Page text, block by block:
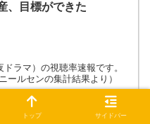
、目標ができた
ラマ）の視聴率速報です。
ールセンの集計結果より）
トップ サイドバー